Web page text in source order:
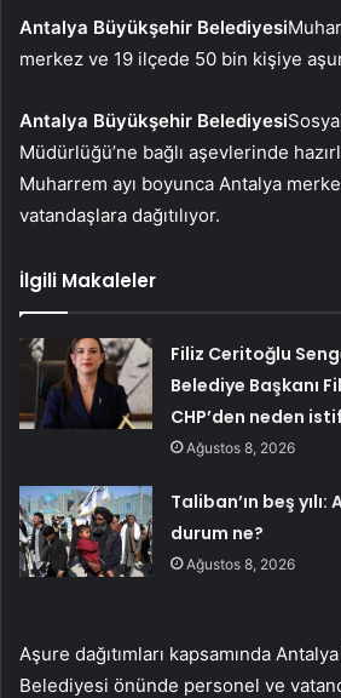
Antalya Büyükşehir Belediyesi
merkez ve 19 ilçede 50 bin kişiye
Antalya Büyükşehir Belediyesi
Müdürlüğü’ne bağlı aşevlerinde
Muharrem ayı boyunca Antalya
vatandaşlara dağıtılıyor.
İlgili Makaleler
Filiz Ceritoğlu
Belediye Başkanı
CHP’den neden
Ağustos 8, 2026
Taliban’ın beş
durum ne?
Ağustos 8, 2026
Aşure dağıtımları kapsamında
Belediyesi önünde personel ve